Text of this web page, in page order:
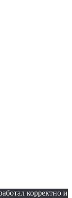
корректно и